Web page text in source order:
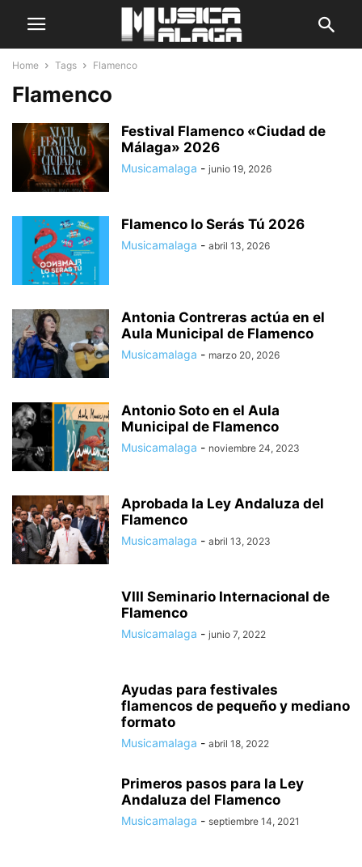
Home Tags Flamenco
Flamenco
Festival Flamenco «Ciudad de
Málaga» 2026
Musicamalaga - junio 19, 2026
Flamenco lo Serás Tú 2026
Musicamalaga - abril 13, 2026
Antonia Contreras actúa en el
Aula Municipal de Flamenco
Musicamalaga - marzo 20, 2026
Antonio Soto en el Aula
Municipal de Flamenco
Musicamalaga - noviembre 24, 2023
Aprobada la Ley Andaluza del
Flamenco
Musicamalaga - abril 13, 2023
VIII Seminario Internacional de
Flamenco
Musicamalaga - junio 7, 2022
Ayudas para festivales
flamencos de pequeño y mediano
formato
Musicamalaga - abril 18, 2022
Primeros pasos para la Ley
Andaluza del Flamenco
Musicamalaga - septiembre 14, 2021